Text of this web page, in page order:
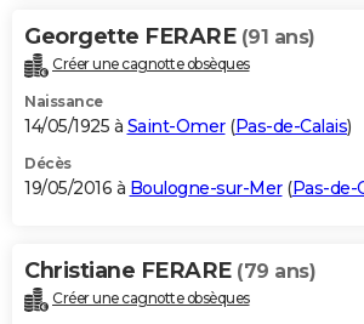
Georgette FERARE (91 ans)
Créer une cagnotte obsèques
Naissance
14/05/1925 à Saint-Omer(Pas-de-Calais)
Décès
19/05/2016 à Boulogne-sur-Mer(Pas-de-
Christiane FERARE (79 ans)
Créer une cagnotte obsèques